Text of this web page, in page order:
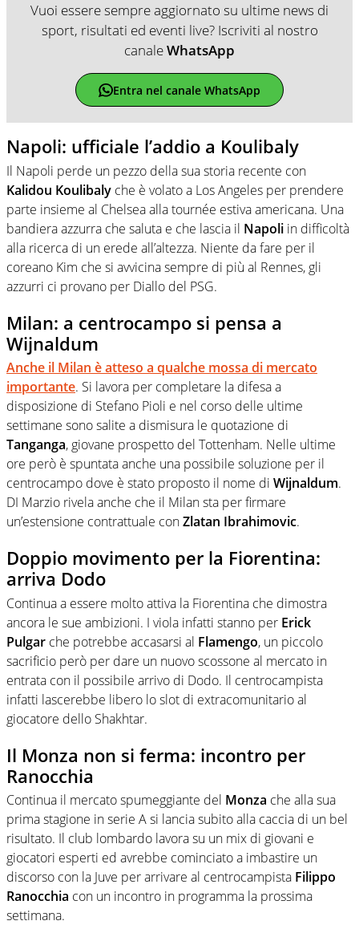
Vuoi essere sempre aggiornato su ultime news di
sport, risultati ed eventi live? Iscriviti al nostro
canaleWhatsApp
Entra nel canale WhatsApp
Napoli: ufficiale l’addio a Koulibaly
Il Napoli perde un pezzo della sua storia recente con
Kalidou Koulibaly che è volato a Los Angeles per prendere
parte insieme al Chelsea alla tournée estiva americana. Una
bandiera azzurra che saluta e che lascia il Napoli in difficoltà
alla ricerca di un erede all’altezza. Niente da fare per il
coreano Kim che si avvicina sempre di più al Rennes, gli
azzurri ci provano per Diallo del PSG.
Milan: a centrocampo si pensa a
Wijnaldum
Anche il Milan è atteso a qualche mossa di mercato
importante. Si lavora per completare la difesa a
disposizione di Stefano Pioli e nel corso delle ultime
settimane sono salite a dismisura le quotazione di
Tanganga, giovane prospetto del Tottenham. Nelle ultime
ore però è spuntata anche una possibile soluzione per il
centrocampo dove è stato proposto il nome di Wijnaldum.
DI Marzio rivela anche che il Milan sta per firmare
un’estensione contrattuale conZlatan Ibrahimovic.
Doppio movimento per la Fiorentina:
arriva Dodo
Continua a essere molto attiva la Fiorentina che dimostra
ancora le sue ambizioni. I viola infatti stanno per Erick
Pulgar che potrebbe accasarsi al Flamengo, un piccolo
sacrificio però per dare un nuovo scossone al mercato in
entrata con il possibile arrivo di Dodo. Il centrocampista
infatti lascerebbe libero lo slot di extracomunitario al
giocatore dello Shakhtar.
Il Monza non si ferma: incontro per
Ranocchia
Continua il mercato spumeggiante del Monza che alla sua
prima stagione in serie A si lancia subito alla caccia di un bel
risultato. Il club lombardo lavora su un mix di giovani e
giocatori esperti ed avrebbe cominciato a imbastire un
discorso con la Juve per arrivare al centrocampista Filippo
Ranocchia con un incontro in programma la prossima
settimana.